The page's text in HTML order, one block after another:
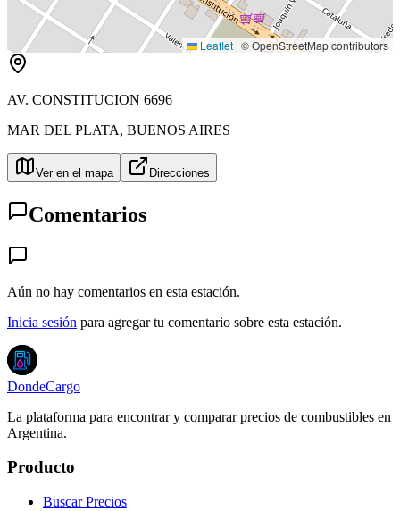
Leaflet | © OpenStreetMap contributors
AV. CONSTITUCION 6696
MAR DEL PLATA, BUENOS AIRES
Ver en el mapa Direcciones
Comentarios
Aún no hay comentarios en esta estación.
Inicia sesión para agregar tu comentario sobre esta estación.
DondeCargo
La plataforma para encontrar y comparar precios de combustibles en
Argentina.
Producto
Buscar Precios